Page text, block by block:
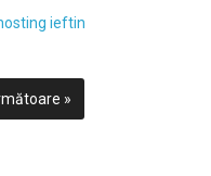
ieftin
»